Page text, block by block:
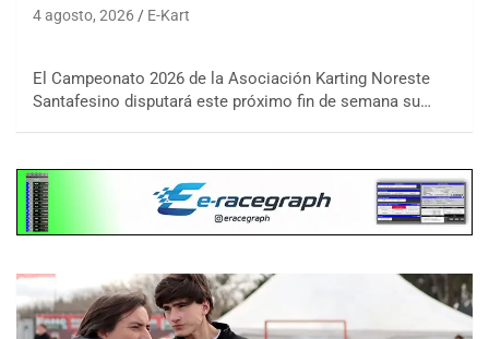
4 agosto, 2026 E-Kart
El Campeonato 2026 de la Asociación Karting Noreste
Santafesino disputará este próximo fin de semana su…